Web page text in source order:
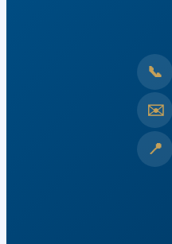
📞
✉️
📍